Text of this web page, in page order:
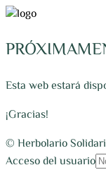
Esta web estará
¡Gracias!
© Herbolario
Acceso del usuario